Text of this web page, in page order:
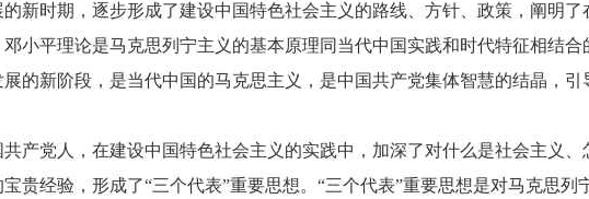
新时期，逐步形成了建设中国特色社会主义的路线、方针、政策，阐明了
小平理论是马克思列宁主义的基本原理同当代中国实践和时代特征相结合
的新阶段，是当代中国的马克思主义，是中国共产党集体智慧的结晶，引
党人，在建设中国特色社会主义的实践中，加深了对什么是社会主义、
贵经验，形成了“三个代表”重要思想。“三个代表”重要思想是对马克思列